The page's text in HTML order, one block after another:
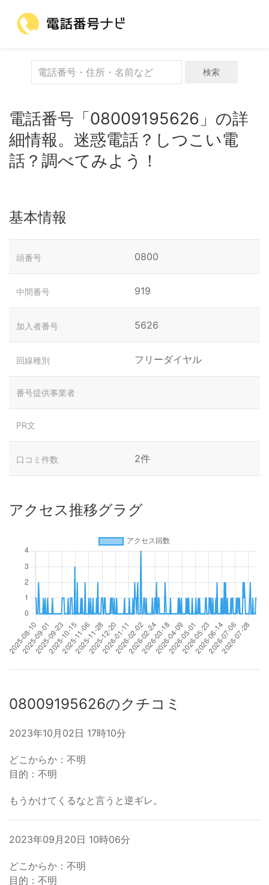
検索
電話番号「08009195626」の詳
細情報。迷惑電話？しつこい電
話？調べてみよう！
基本情報
頭番号 0800
中間番号 919
加入者番号 5626
回線種別 フリーダイヤル
番号提供事業者
PR文
口コミ件数 2件
アクセス推移グラグ
08009195626のクチコミ
2023年10月02日 17時10分
どこからか：不明
目的：不明
もうかけてくるなと言うと逆ギレ。
2023年09月20日 10時06分
どこからか：不明
目的：不明